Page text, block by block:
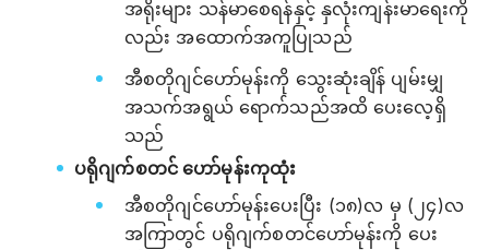
အရိုးများ သန်မာစေရန်နှင့် နှလုံးကျန်းမာရေးကို
လည်း အထောက်အကူပြုသည်
အီစတိုဂျင်ဟော်မုန်းကို သွေးဆုံးချိန် ပျမ်းမျှ
အသက်အရွယ် ရောက်သည်အထိ ပေးလေ့ရှိ
သည်
ပရိုဂျက်စတင် ‌ဟော်မုန်းကုထုံး
အီစတိုဂျင်‌ဟော်မုန်းပေးပြီး (၁၈)လ မှ (၂၄)လ
အကြာတွင် ပရိုဂျက်စတင်‌ဟော်မုန်းကို ပေး